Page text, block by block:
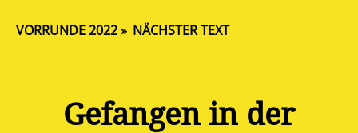
Gefangen in der
VORRUNDE 2022 NÄCHSTER TEXT